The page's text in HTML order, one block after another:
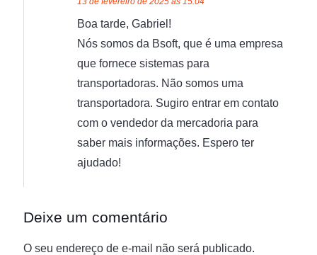
Boa tarde, Gabriel!
Nós somos da Bsoft, que é uma empresa
que fornece sistemas para
transportadoras. Não somos uma
transportadora. Sugiro entrar em contato
com o vendedor da mercadoria para
saber mais informações. Espero ter
ajudado!
Deixe um comentário
O seu endereço de e-mail não será publicado.